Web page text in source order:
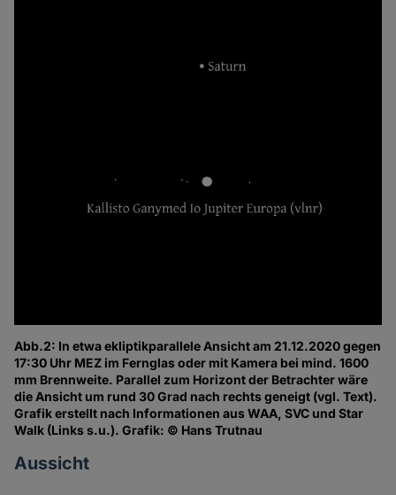
Abb.2: In etwa ekliptikparallele Ansicht am 21.12.2020 gegen
17:30 Uhr MEZ im Fernglas oder mit Kamera bei mind. 1600
mm Brennweite. Parallel zum Horizont der Betrachter wäre
die Ansicht um rund 30 Grad nach rechts geneigt (vgl. Text).
Grafik erstellt nach Informationen aus WAA, SVC und Star
Walk (Links s.u.). Grafik: © Hans Trutnau
Aussicht